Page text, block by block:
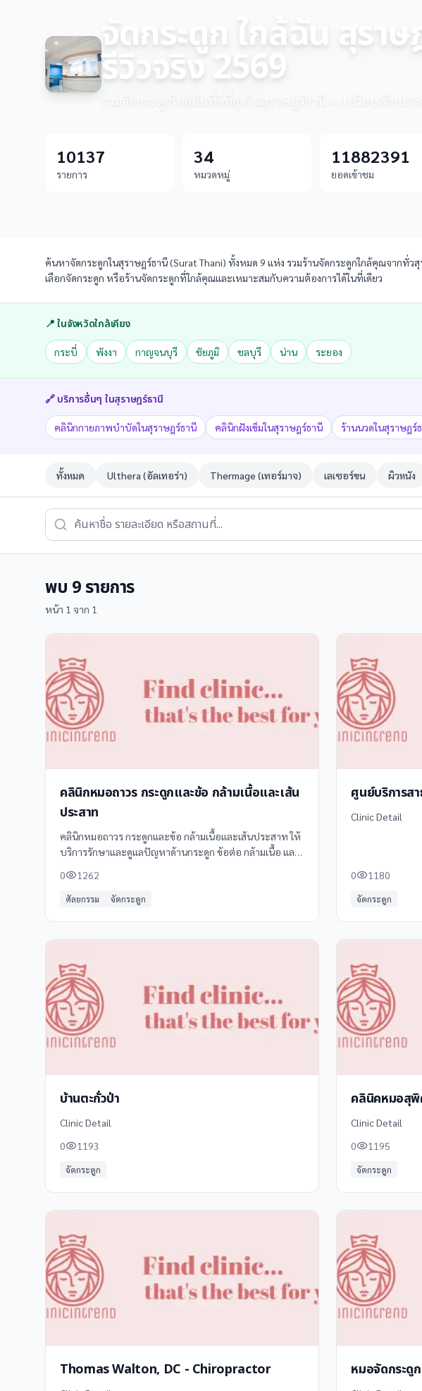
จัดกระดูก ใกล้ฉัน สุรา
รีวิวจริง 2569
รวมจัดกระดูกใกล้ฉันที่ดีที่สุดในสุราษฎร์ธานี — เปรียบเทียบราค
10137
รายการ
34
หมวดหมู่
11882391
ยอดเข้าชม
ค้นหาจัดกระดูกในสุราษฎร์ธานี (Surat Thani) ทั้งหมด 9 แห่ง รวมร้านจัดกระดูกใกล้คุณจากทั่
เลือกจัดกระดูก หรือร้านจัดกระดูกที่ใกล้คุณและเหมาะสมกับความต้องการได้ในที่เดียว
📍 ในจังหวัดใกล้เคียง
กระบี่ พังงา กาญจนบุรี ชัยภูมิ ชลบุรี น่าน ระยอง
🔗 บริการอื่นๆ ในสุราษฎร์ธานี
คลินิกกายภาพบำบัดในสุราษฎร์ธานี คลินิกฝังเข็มในสุราษฎร์ธานี ร้านนวดในสุราษฎร์
ทั้งหมด Ulthera (อัลเทอร่า) Thermage (เทอร์มาจ) เลเซอร์ขน ผิวหนัง
พบ 9รายการ
หน้า 1 จาก 1
คลินิกหมอถาวร กระดูกและข้อ กล้ามเนื้อและเส้น
ประสาท
คลินิกหมอถาวร กระดูกและข้อ กล้ามเนื้อและเส้นประสาท ให้
บริการรักษาและดูแลปัญหาด้านกระดูก ข้อต่อ กล้ามเนื้อ และ
เทคโนโลยีทันสมัย
0 1262
ศัลยกรรม จัดกระดูก
ศูนย์บริการส
Clinic Detail
0 1180
จัดกระดูก
บ้านตะกั่วป่า
Clinic Detail
0
1193
จัดกระดูก
คลินิคหมอสุพิ
Clinic Detail
0
1195
จัดกระดูก
Thomas Walton, DC - Chiropractor หมอจัดกระดู